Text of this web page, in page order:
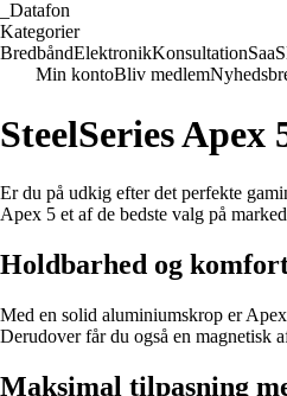
Datafon
Kategorier
BredbåndElektronikKonsultationSaaS
Min kontoBliv medlem
SteelSeries
Er du på udkig efter det perfekte
Apex 5 et af de bedste valg på
Holdbarhed og
Med en solid aluminiumskrop er
Derudover får du også en magnetisk
Maksimal tilpasning